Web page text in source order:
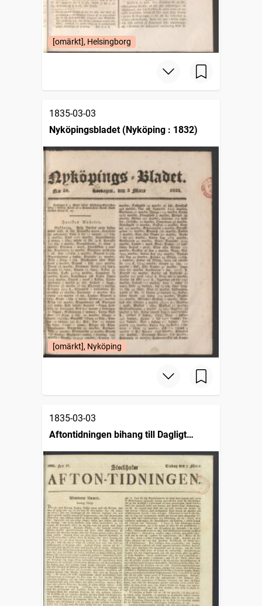
[omärkt], Helsingborg
1835-03-03
Nyköpingsbladet (Nyköping : 1832)
[omärkt], Nyköping
1835-03-03
Aftontidningen bihang till Dagligt
allehanda